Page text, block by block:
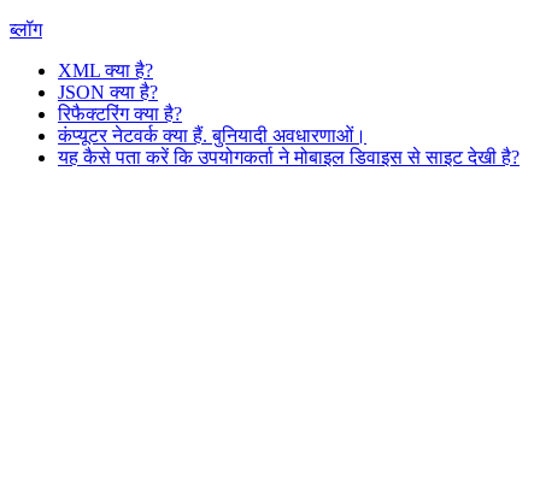
ब्लॉग
XML क्या है?
JSON क्या है?
रिफैक्टरिंग क्या है?
कंप्यूटर नेटवर्क क्या हैं. बुनियादी अवधारणाओं।
यह कैसे पता करें कि उपयोगकर्ता ने मोबाइल डिवाइस से साइट देखी है?